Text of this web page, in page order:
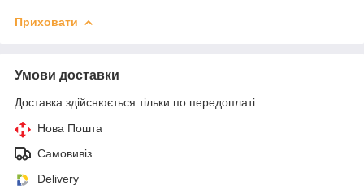
Приховати
Умови доставки
Доставка здійснюється тільки по передоплаті.
Нова Пошта
Самовивіз
Delivery